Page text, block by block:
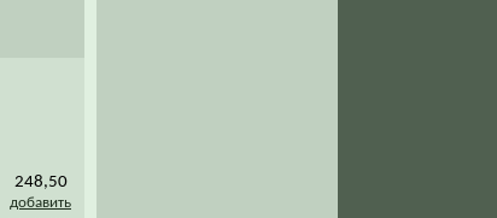
248,50
добавить